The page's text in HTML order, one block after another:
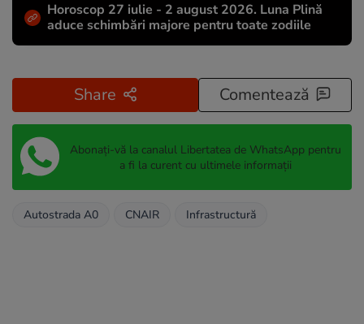
Horoscop 27 iulie - 2 august 2026. Luna Plină
aduce schimbări majore pentru toate zodiile
Share Comentează
Abonați-vă la canalul Libertatea de WhatsApp pentru
a fi la curent cu ultimele informații
Autostrada A0 CNAIR Infrastructură